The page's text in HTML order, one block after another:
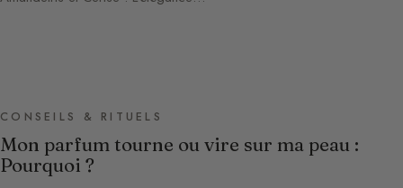
CONSEILS & RITUELS
Mon parfum tourne ou vire sur ma peau :
Pourquoi ?